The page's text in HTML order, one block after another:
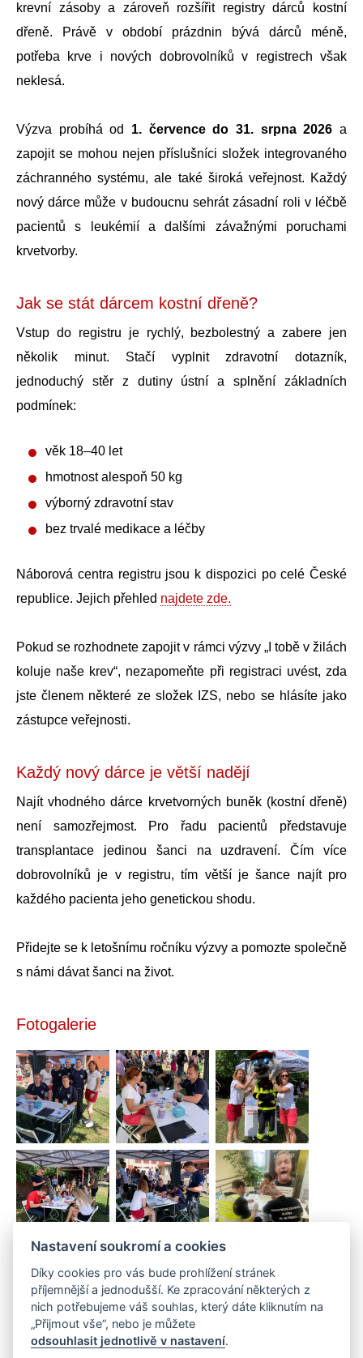
krevní zásoby a zároveň rozšířit registry dárců kostní
dřeně. Právě v období prázdnin bývá dárců méně,
potřeba krve i nových dobrovolníků v registrech však
neklesá.
Výzva probíhá od 1. července do 31. srpna 2026 a
zapojit se mohou nejen příslušníci složek integrovaného
záchranného systému, ale také široká veřejnost. Každý
nový dárce může v budoucnu sehrát zásadní roli v léčbě
pacientů s leukémií a dalšími závažnými poruchami
krvetvorby.
Jak se stát dárcem kostní dřeně?
Vstup do registru je rychlý, bezbolestný a zabere jen
několik minut. Stačí vyplnit zdravotní dotazník,
jednoduchý stěr z dutiny ústní a splnění základních
podmínek:
věk 18–40 let
hmotnost alespoň 50 kg
výborný zdravotní stav
bez trvalé medikace a léčby
Náborová centra registru jsou k dispozici po celé České
republice. Jejich přehled najdete zde.
Pokud se rozhodnete zapojit v rámci výzvy „I tobě v žilách
koluje naše krev“, nezapomeňte při registraci uvést, zda
jste členem některé ze složek IZS, nebo se hlásíte jako
zástupce veřejnosti.
Každý nový dárce je větší nadějí
Najít vhodného dárce krvetvorných buněk (kostní dřeně)
není samozřejmost. Pro řadu pacientů představuje
transplantace jedinou šanci na uzdravení. Čím více
dobrovolníků je v registru, tím větší je šance najít pro
každého pacienta jeho genetickou shodu.
Přidejte se k letošnímu ročníku výzvy a pomozte společně
s námi dávat šanci na život.
Fotogalerie
Sdílejte na sociálních sítích
SdíletFacebook
TwitterEmailMessenger
GmailLinkedInWhatsApp
Nastavení soukromí a cookies
Díky cookies pro vás bude prohlížení stránek
příjemnější a jednodušší. Ke zpracování některých z
nich potřebujeme váš souhlas, který dáte kliknutím na
„Přijmout vše“, nebo je můžete
odsouhlasit jednotlivě v nastavení.